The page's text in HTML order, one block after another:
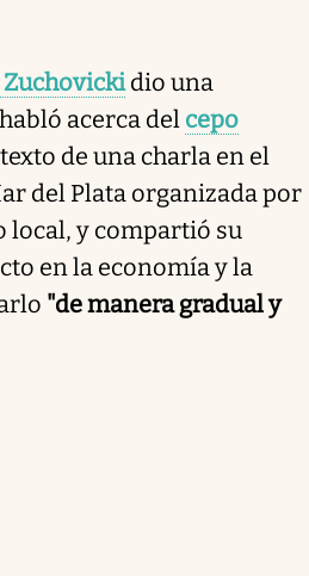
Zuchovickidio una
acerca del cepo
de una charla en el
del Plata organizada por
local, y compartió su
en la economía y la
"de manera gradual y